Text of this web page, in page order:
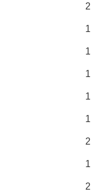
2
1
1
1
1
1
2
1
2